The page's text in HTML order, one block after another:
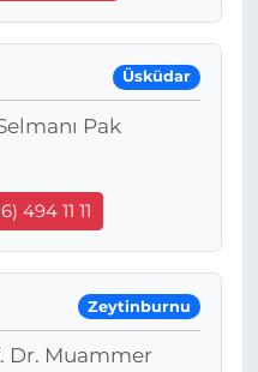
Üsküdar
Pak
494 11 11
Zeytinburnu
Dr. Muammer